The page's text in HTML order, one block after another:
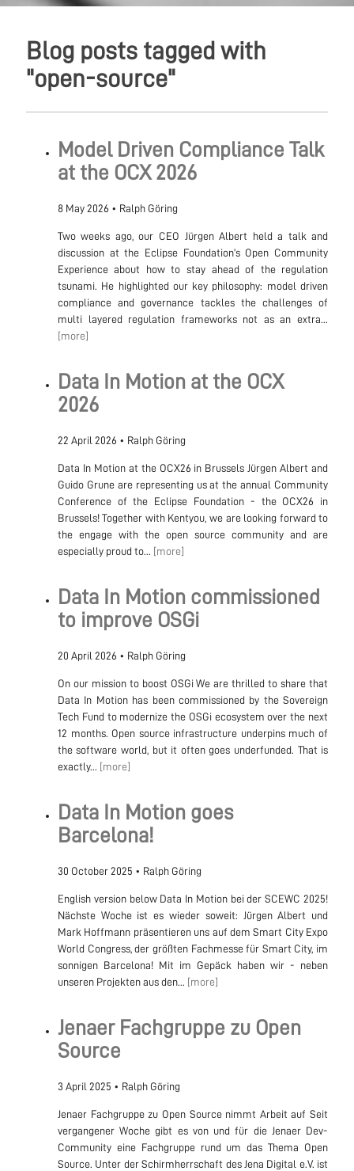
Blog posts tagged with
"open-source"
Model Driven Compliance Talk
at the OCX 2026
8 May 2026 • Ralph Göring
Two weeks ago, our CEO Jürgen Albert held a talk and
discussion at the Eclipse Foundation’s Open Community
Experience about how to stay ahead of the regulation
tsunami. He highlighted our key philosophy: model driven
compliance and governance tackles the challenges of
multi layered regulation frameworks not as an extra...
[more]
Data In Motion at the OCX
2026
22 April 2026 • Ralph Göring
Data In Motion at the OCX26 in Brussels Jürgen Albert and
Guido Grune are representing us at the annual Community
Conference of the Eclipse Foundation - the OCX26 in
Brussels! Together with Kentyou, we are looking forward to
the engage with the open source community and are
especially proud to... [more]
Data In Motion commissioned
to improve OSGi
20 April 2026 • Ralph Göring
On our mission to boost OSGi We are thrilled to share that
Data In Motion has been commissioned by the Sovereign
Tech Fund to modernize the OSGi ecosystem over the next
12 months. Open source infrastructure underpins much of
the software world, but it often goes underfunded. That is
exactly... [more]
Data In Motion goes
Barcelona!
30 October 2025 • Ralph Göring
English version below Data In Motion bei der SCEWC 2025!
Nächste Woche ist es wieder soweit: Jürgen Albert und
Mark Hoffmann präsentieren uns auf dem Smart City Expo
World Congress, der größten Fachmesse für Smart City, im
sonnigen Barcelona! Mit im Gepäck haben wir - neben
unseren Projekten aus den... [more]
Jenaer Fachgruppe zu Open
Source
3 April 2025 • Ralph Göring
Jenaer Fachgruppe zu Open Source nimmt Arbeit auf Seit
vergangener Woche gibt es von und für die Jenaer Dev-
Community eine Fachgruppe rund um das Thema Open
Source. Unter der Schirmherrschaft des Jena Digital e.V. ist